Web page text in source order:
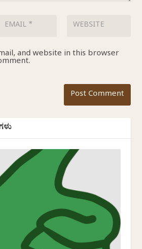
and website in this browser